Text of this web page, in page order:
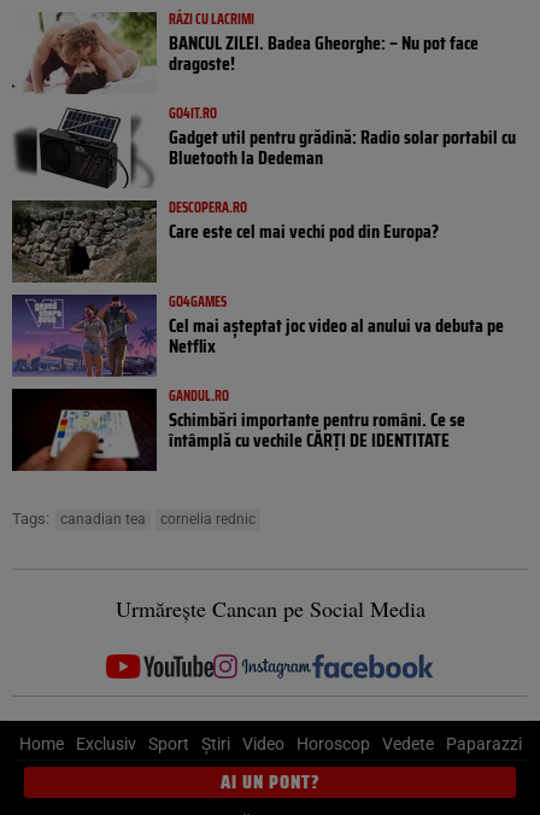
RÂZI CU LACRIMI
BANCUL ZILEI. Badea Gheorghe: – Nu pot face
dragoste!
GO4IT.RO
Gadget util pentru grădină: Radio solar portabil cu
Bluetooth la Dedeman
DESCOPERA.RO
Care este cel mai vechi pod din Europa?
GO4GAMES
Cel mai așteptat joc video al anului va debuta pe
Netflix
GANDUL.RO
Schimbări importante pentru români. Ce se
întâmplă cu vechile CĂRȚI DE IDENTITATE
Tags: canadian tea cornelia rednic
Urmărește Cancan pe Social Media
Home Exclusiv Sport Știri Video Horoscop Vedete Paparazzi
AI UN PONT?